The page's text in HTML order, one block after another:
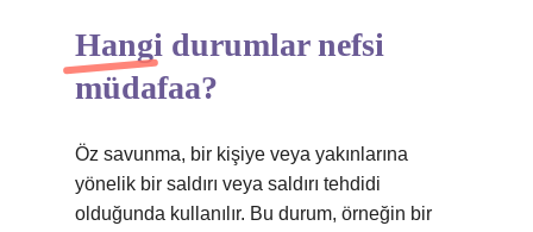
Hangi durumlar nefsi
müdafaa?
Öz savunma, bir kişiye veya yakınlarına
yönelik bir saldırı veya saldırı tehdidi
olduğunda kullanılır. Bu durum, örneğin bir